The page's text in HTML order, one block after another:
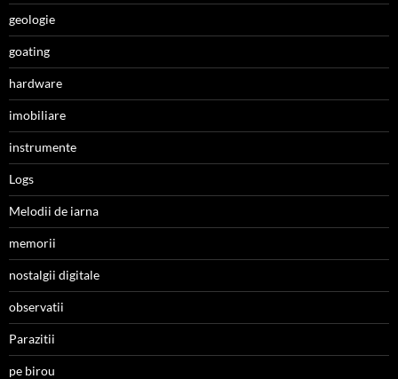
geologie
goating
hardware
imobiliare
instrumente
Logs
Melodii de iarna
memorii
nostalgii digitale
observatii
Parazitii
pe birou